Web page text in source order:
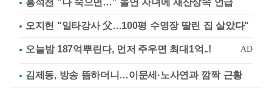
홍석천 "나 죽으면…" 돌연 자녀에 재산상속 언급
오지헌 "일타강사 父…100평 수영장 딸린 집 살았다"
김제동, 방송 뜸하더니…이문세·노사연과 깜짝 근황